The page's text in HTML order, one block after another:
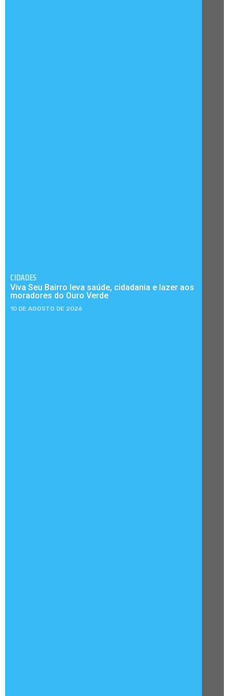
CIDADES
Viva Seu Bairro leva saúde, cidadania e lazer aos
moradores do Ouro Verde
10 DE AGOSTO DE 2026